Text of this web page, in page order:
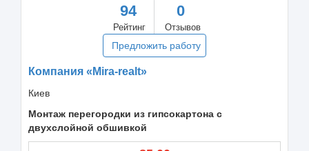
94
Рейтинг
0
Отзывов
Предложить работу
Компания «Mira-realt»
Киев
Монтаж перегородки из гипсокартона с
двухслойной обшивкой